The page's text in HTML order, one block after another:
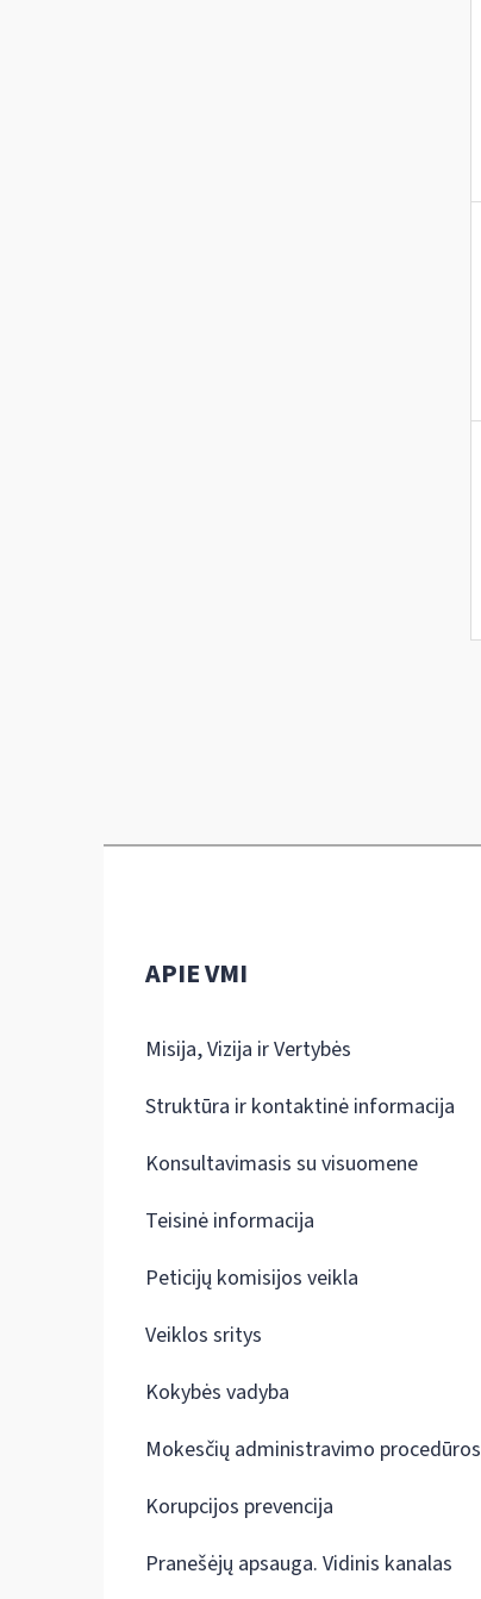
APIE VMI
Misija, Vizija ir Vertybės
Struktūra ir kontaktinė informacija
Konsultavimasis su visuomene
Teisinė informacija
Peticijų komisijos veikla
Veiklos sritys
Kokybės vadyba
Mokesčių administravimo procedūros
Korupcijos prevencija
Pranešėjų apsauga. Vidinis kanalas